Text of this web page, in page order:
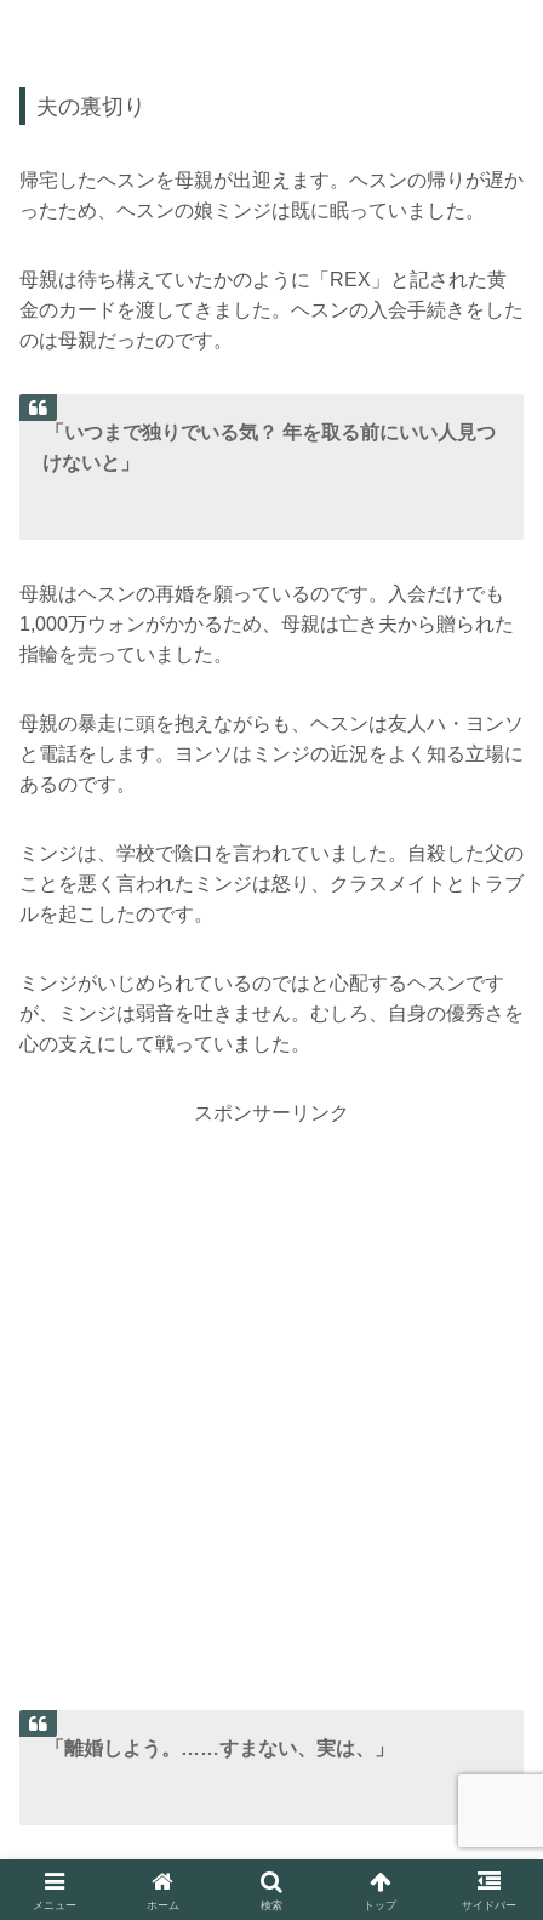
夫の裏切り
帰宅したヘスンを母親が出迎えます。ヘスンの帰りが遅か
ったため、ヘスンの娘ミンジは既に眠っていました。
母親は待ち構えていたかのように「REX」と記された黄
金のカードを渡してきました。ヘスンの入会手続きをした
のは母親だったのです。
「いつまで独りでいる気？ 年を取る前にいい人見つ
けないと」
母親はヘスンの再婚を願っているのです。入会だけでも
1,000万ウォンがかかるため、母親は亡き夫から贈られた
指輪を売っていました。
母親の暴走に頭を抱えながらも、ヘスンは友人ハ・ヨンソ
と電話をします。ヨンソはミンジの近況をよく知る立場に
あるのです。
ミンジは、学校で陰口を言われていました。自殺した父の
ことを悪く言われたミンジは怒り、クラスメイトとトラブ
ルを起こしたのです。
ミンジがいじめられているのではと心配するヘスンです
が、ミンジは弱音を吐きません。むしろ、自身の優秀さを
心の支えにして戦っていました。
スポンサーリンク
「離婚しよう。……すまない、実は、」
ヘスンは、亡き夫ナムシクのことを思い出していました。
不倫相手に本気になったナムシクに、ヘスンは強い怒りを
メニュー ホーム 検索 トップ サイドバー